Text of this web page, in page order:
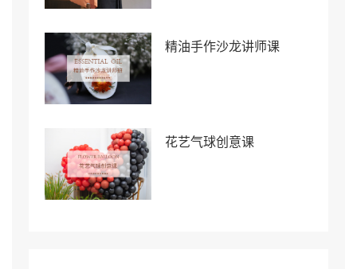
精油手作沙龙讲师课
花艺气球创意课